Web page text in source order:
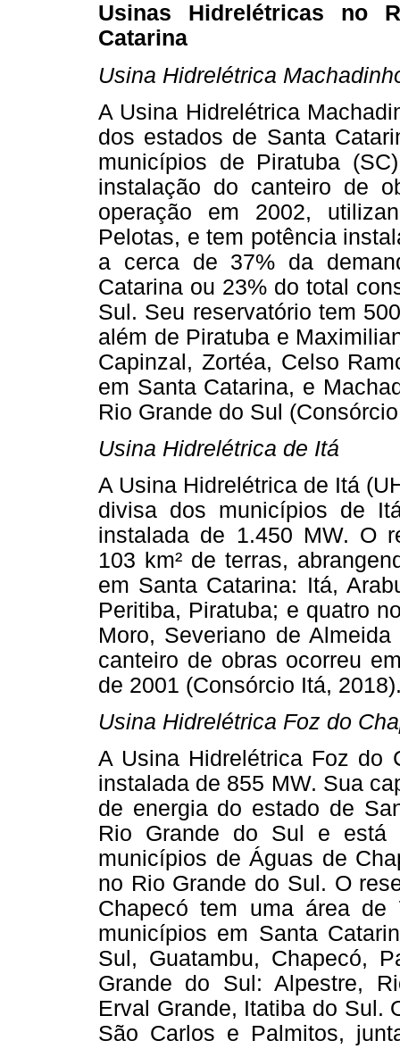
Usinas Hidrelétricas no
Catarina
Usina Hidrelétrica
A Usina Hidrelétrica
dos estados de Santa
municípios de Piratuba
instalação do canteiro de
operação em 2002,
Pelotas, e tem potência
a cerca de 37% da
Catarina ou 23% do total
Sul. Seu reservatório tem
além de Piratuba e
Capinzal, Zortéa, Celso
em Santa Catarina, e
Rio Grande do Sul
Usina Hidrelétrica de Itá
A Usina Hidrelétrica de Itá
divisa dos municípios de
instalada de 1.450 MW. O
103 km² de terras,
em Santa Catarina: Itá,
Peritiba, Piratuba; e quatro
Moro, Severiano de
canteiro de obras ocorreu
de 2001 (Consórcio Itá,
Usina Hidrelétrica Foz do
A Usina Hidrelétrica Foz do
instalada de 855 MW. Sua
de energia do estado de
Rio Grande do Sul e está
municípios de Águas de
no Rio Grande do Sul. O
Chapecó tem uma área
municípios em Santa
Sul, Guatambu, Chapecó,
Grande do Sul: Alpestre,
Erval Grande, Itatiba do Sul.
São Carlos e Palmitos,